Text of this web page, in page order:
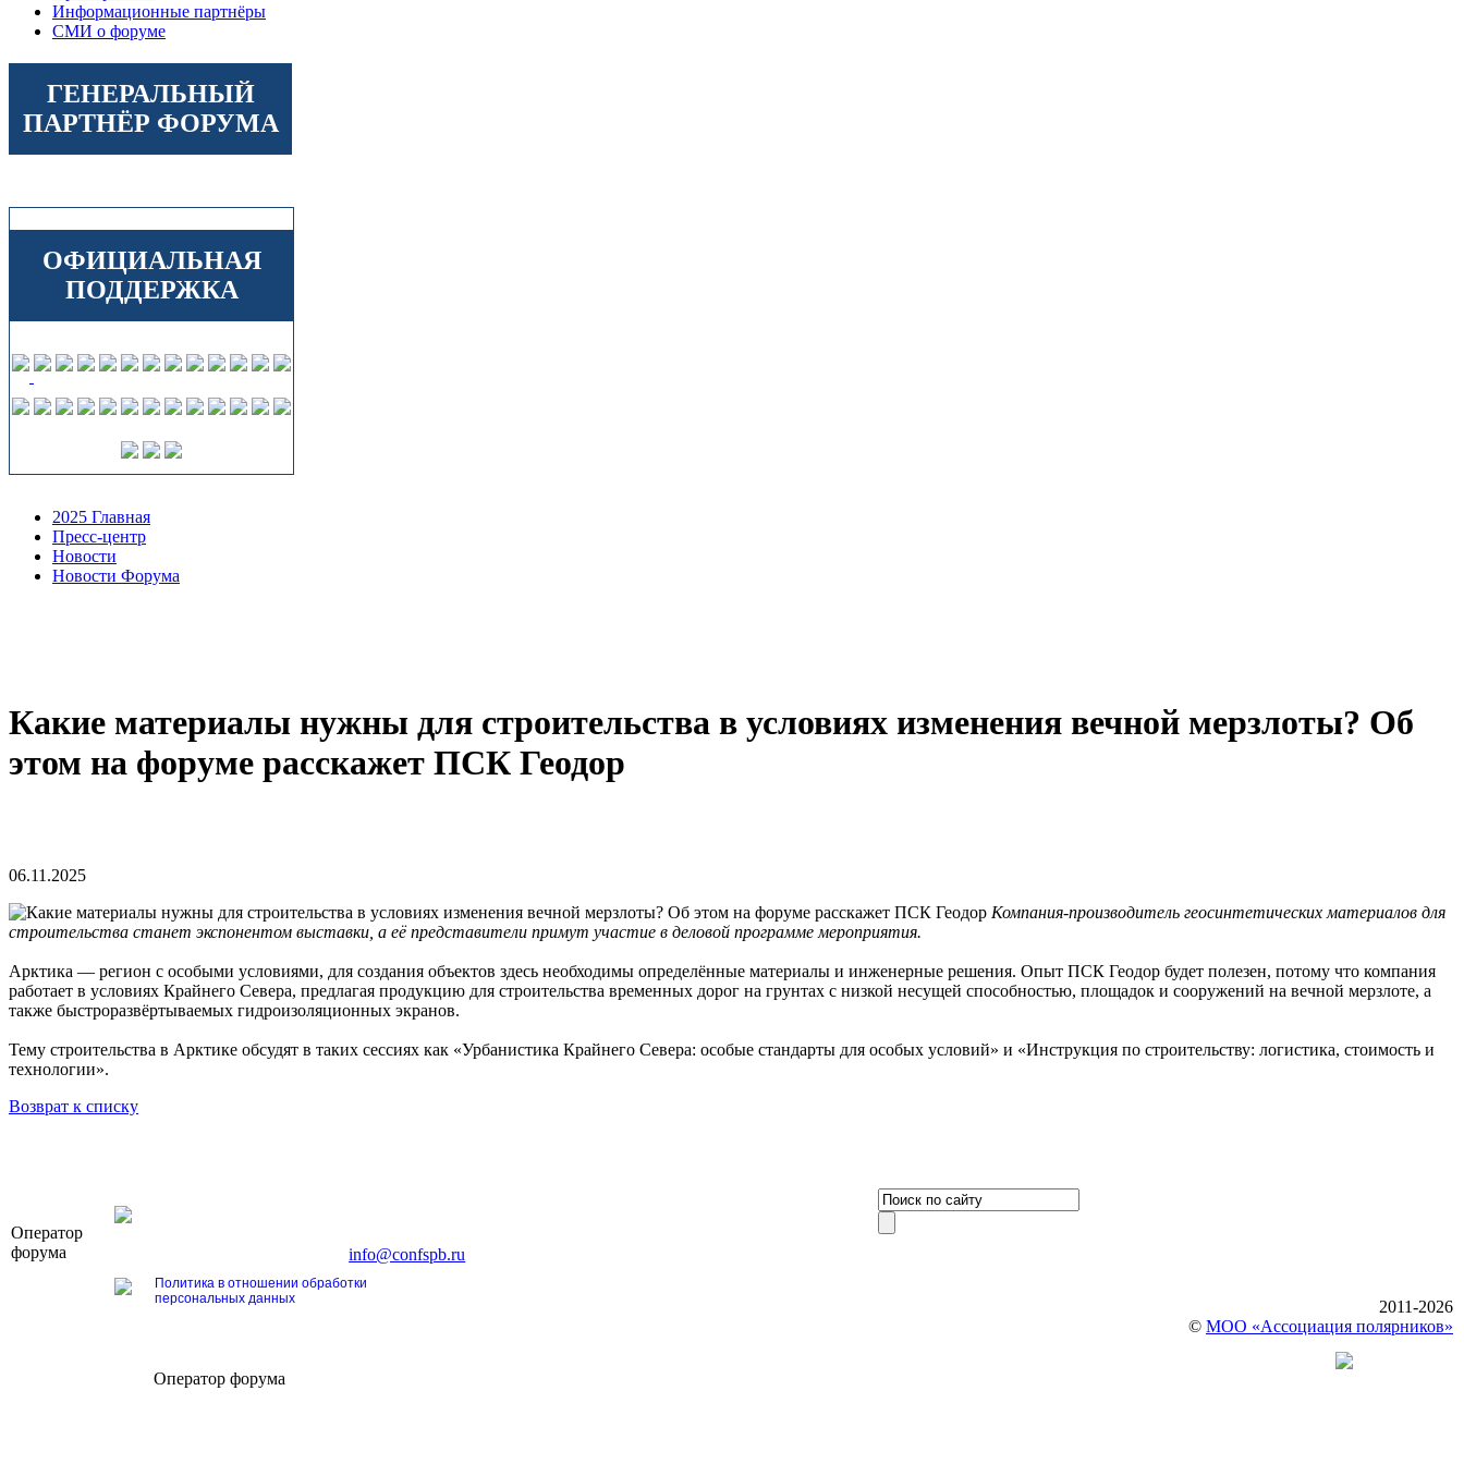
Информационные партнёры
СМИ о форуме
ГЕНЕРАЛЬНЫЙ
ПАРТНЁР ФОРУМА
ОФИЦИАЛЬНАЯ
ПОДДЕРЖКА
2025 Главная
Пресс-центр
Новости
Новости Форума
Какие материалы нужны для строительства в условиях изменения вечной мерзлоты? Об
этом на форуме расскажет ПСК Геодор
06.11.2025
Компания-производитель геосинтетических материалов для
строительства станет экспонентом выставки, а её представители примут участие в деловой программе мероприятия.
Арктика — регион с особыми условиями, для создания объектов здесь необходимы определённые материалы и инженерные решения. Опыт ПСК Геодор будет полезен, потому что компания
работает в условиях Крайнего Севера, предлагая продукцию для строительства временных дорог на грунтах с низкой несущей способностью, площадок и сооружений на вечной мерзлоте, а
также быстроразвёртываемых гидроизоляционных экранов.
Тему строительства в Арктике обсудят в таких сессиях как «Урбанистика Крайнего Севера: особые стандарты для особых условий» и «Инструкция по строительству: логистика, стоимость и
технологии».
Возврат к списку
Оператор
форума
Тел. +7 (812) 327-93-70, E-mail:info@confspb.ru
Политика в отношении обработки
персональных данных
2011-2026
© МОО «Ассоциация полярников»
Оператор форума